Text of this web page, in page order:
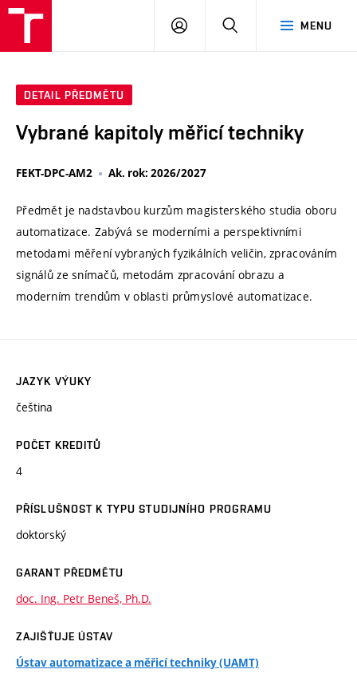
MENU
PŘIHLÁSIT
DETAIL PŘEDMĚTU
Vybrané kapitoly měřicí techniky
FEKT-DPC-AM2 Ak. rok: 2026/2027
Předmět je nadstavbou kurzům magisterského studia oboru
automatizace. Zabývá se moderními a perspektivními
metodami měření vybraných fyzikálních veličin, zpracováním
signálů ze snímačů, metodám zpracování obrazu a
moderním trendům v oblasti průmyslové automatizace.
JAZYK VÝUKY
čeština
POČET KREDITŮ
4
PŘÍSLUŠNOST K TYPU STUDIJNÍHO PROGRAMU
doktorský
GARANT PŘEDMĚTU
doc. Ing. Petr Beneš, Ph.D.
ZAJIŠŤUJE ÚSTAV
Ústav automatizace a měřicí techniky (UAMT)